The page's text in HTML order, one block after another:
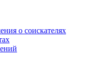
о соискателях